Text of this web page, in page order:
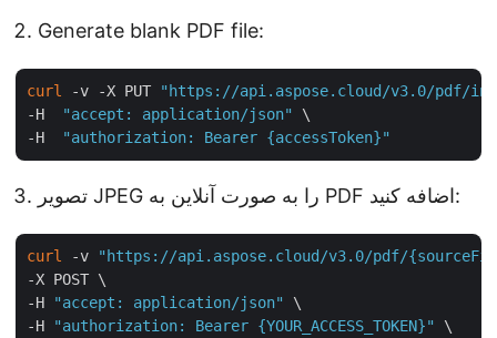
Generate blank PDF file:
curl -v -X PUT
"https://api.aspose.cloud/v3.0/pdf/
-H
"accept: application/json"
\
-H
"authorization: Bearer {accessToken}"
تصویر JPEG را به صورت آنلاین به PDF اضافه کنید:
curl -v
"https://api.aspose.cloud/v3.0/pdf/
-X POST \
-H
"accept: application/json"
\
-H
"authorization: Bearer {YOUR_ACCESS_TOKEN}"
\